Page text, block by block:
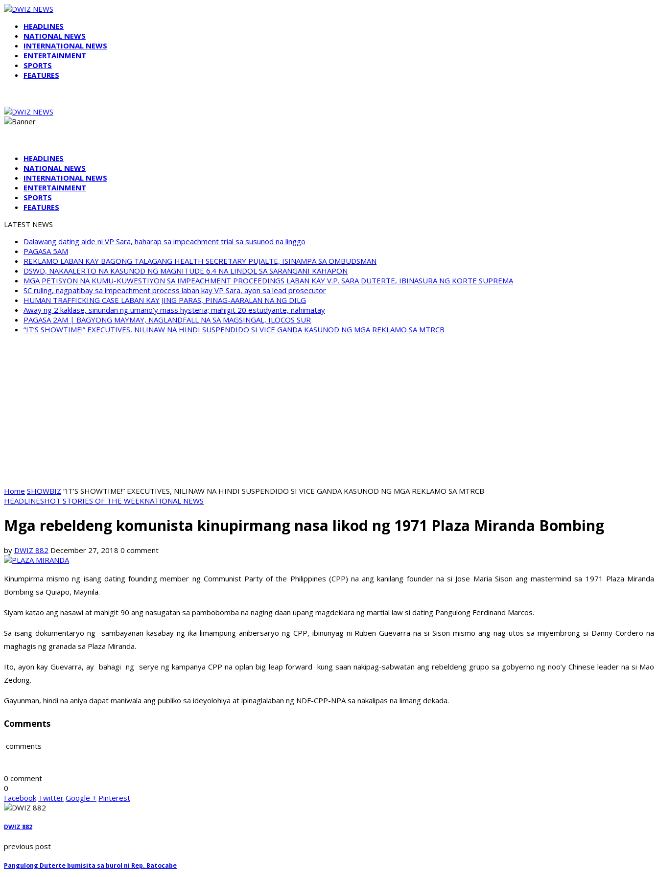
HEADLINES
NATIONAL NEWS
INTERNATIONAL NEWS
ENTERTAINMENT
SPORTS
FEATURES
HEADLINES
NATIONAL NEWS
INTERNATIONAL NEWS
ENTERTAINMENT
SPORTS
FEATURES
LATEST NEWS
Dalawang dating aide ni VP Sara, haharap sa impeachment trial sa susunod na linggo
PAGASA 5AM
REKLAMO LABAN KAY BAGONG TALAGANG HEALTH SECRETARY PUJALTE, ISINAMPA SA OMBUDSMAN
DSWD, NAKAALERTO NA KASUNOD NG MAGNITUDE 6.4 NA LINDOL SA SARANGANI KAHAPON
MGA PETISYON NA KUMU-KUWESTIYON SA IMPEACHMENT PROCEEDINGS LABAN KAY V.P. SARA DUTERTE, IBINASURA NG KORTE SUPREMA
SC ruling, nagpatibay sa impeachment process laban kay VP Sara, ayon sa lead prosecutor
HUMAN TRAFFICKING CASE LABAN KAY JING PARAS, PINAG-AARALAN NA NG DILG
Away ng 2 kaklase, sinundan ng umano’y mass hysteria; mahigit 20 estudyante, nahimatay
PAGASA 2AM | BAGYONG MAYMAY, NAGLANDFALL NA SA MAGSINGAL, ILOCOS SUR
“IT’S SHOWTIME!” EXECUTIVES, NILINAW NA HINDI SUSPENDIDO SI VICE GANDA KASUNOD NG MGA REKLAMO SA MTRCB
Home SHOWBIZ “IT’S SHOWTIME!” EXECUTIVES, NILINAW NA HINDI SUSPENDIDO SI VICE GANDA KASUNOD NG MGA REKLAMO SA MTRCB
HEADLINESHOT STORIES OF THE WEEKNATIONAL NEWS
Mga rebeldeng komunista kinupirmang nasa likod ng 1971 Plaza Miranda Bombing
by DWIZ 882 December 27, 2018 0 comment
Kinumpirma mismo ng isang dating founding member ng Communist Party of the Philippines (CPP) na ang kanilang founder na si Jose Maria Sison ang mastermind sa 1971 Plaza Miranda
Bombing sa Quiapo, Maynila.
Siyam katao ang nasawi at mahigit 90 ang nasugatan sa pambobomba na naging daan upang magdeklara ng martial law si dating Pangulong Ferdinand Marcos.
Sa isang dokumentaryo ng sambayanan kasabay ng ika-limampung anibersaryo ng CPP, ibinunyag ni Ruben Guevarra na si Sison mismo ang nag-utos sa miyembrong si Danny Cordero na
maghagis ng granada sa Plaza Miranda.
Ito, ayon kay Guevarra, ay bahagi ng serye ng kampanya CPP na oplan big leap forward kung saan nakipag-sabwatan ang rebeldeng grupo sa gobyerno ng noo’y Chinese leader na si Mao
Zedong.
Gayunman, hindi na aniya dapat maniwala ang publiko sa ideyolohiya at ipinaglalaban ng NDF-CPP-NPA sa nakalipas na limang dekada.
Comments
comments
0 comment
0
Facebook Twitter Google + Pinterest
DWIZ 882
previous post
Pangulong Duterte bumisita sa burol ni Rep. Batocabe